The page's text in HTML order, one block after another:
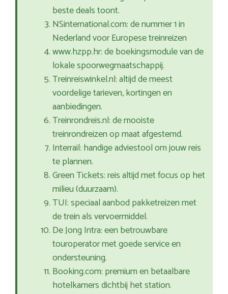
beste deals toont.
NSinternational.com: de nummer 1 in
Nederland voor Europese treinreizen
www.hzpp.hr: de boekingsmodule van de
lokale spoorwegmaatschappij.
Treinreiswinkel.nl: altijd de meest
voordelige tarieven, kortingen en
aanbiedingen.
Treinrondreis.nl: de mooiste
treinrondreizen op maat afgestemd.
Interrail: handige adviestool om jouw reis
te plannen.
Green Tickets: reis altijd met focus op het
milieu (duurzaam).
TUI: speciaal aanbod pakketreizen met
de trein als vervoermiddel.
De Jong Intra: een betrouwbare
touroperator met goede service en
ondersteuning.
Booking.com: premium en betaalbare
hotelkamers dichtbij het station.